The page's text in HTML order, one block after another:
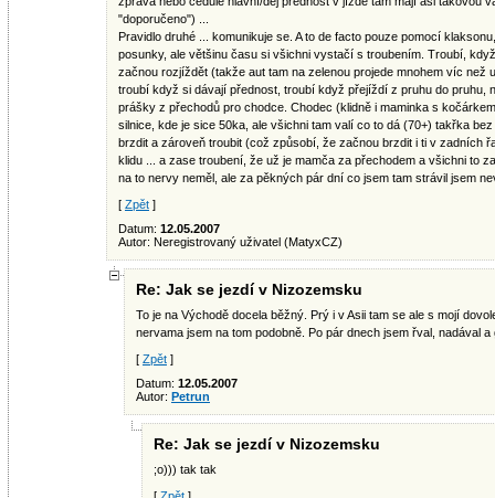
"doporučeno") ...
Pravidlo druhé ... komunikuje se. A to de facto pouze pomocí
posunky, ale většinu času si všichni vystačí s troubením. Troubí,
začnou rozjíždět (takže aut tam na zelenou projede mnohem víc než
troubí když si dávají přednost, troubí když přejíždí z pruhu do pruhu,
prášky z přechodů pro chodce. Chodec (klidně i maminka s
silnice, kde je sice 50ka, ale všichni tam valí co to dá (70+) takřka
brzdit a zároveň troubit (což způsobí, že začnou brzdit i ti v zadních
klidu ... a zase troubení, že už je mamča za přechodem a všichni to
na to nervy neměl, ale za pěkných pár dní co jsem tam strávil jsem
[ Zpět ]
Datum: 12.05.2007
Autor: Neregistrovaný uživatel (MatyxCZ)
Re: Jak se jezdí v Nizozemsku
To je na Východě docela běžný. Prý i v Asii tam se ale s mojí
nervama jsem na tom podobně. Po pár dnech jsem řval, nadával
[ Zpět ]
Datum: 12.05.2007
Autor: Petrun
Re: Jak se jezdí v Nizozemsku
;o))) tak tak